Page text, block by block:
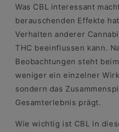
Was CBL interessant
berauschenden Effekte
Verhalten anderer
THC beeinflussen kann.
Beobachtungen steht
weniger ein einzelner
sondern das
Gesamterlebnis prägt.
Wie wichtig ist CBL in